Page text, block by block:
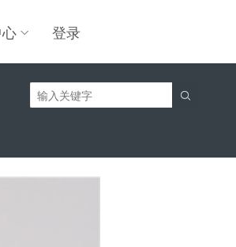
登录
